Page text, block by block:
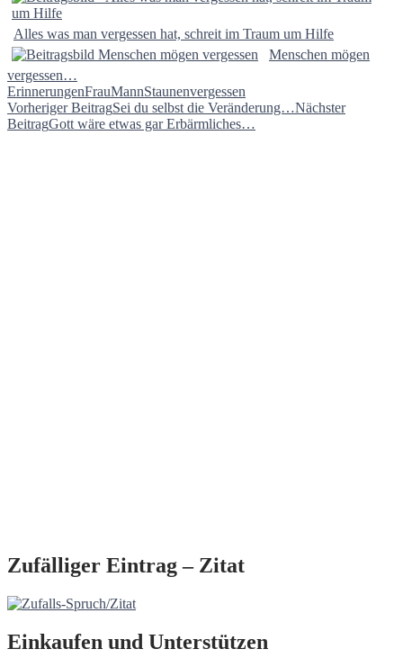
Alles was man vergessen hat, schreit im Traum um Hilfe
Menschen mögen
vergessen…
ErinnerungenFrauMannStaunenvergessen
Beitragsnavigation
Vorheriger BeitragSei du selbst die Veränderung…Nächster
BeitragGott wäre etwas gar Erbärmliches…
Zufälliger Eintrag – Zitat
Einkaufen und Unterstützen